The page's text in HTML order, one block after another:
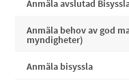
Anmäla avslutad
Anmäla behov av god
myndigheter)
Anmäla bisyssla